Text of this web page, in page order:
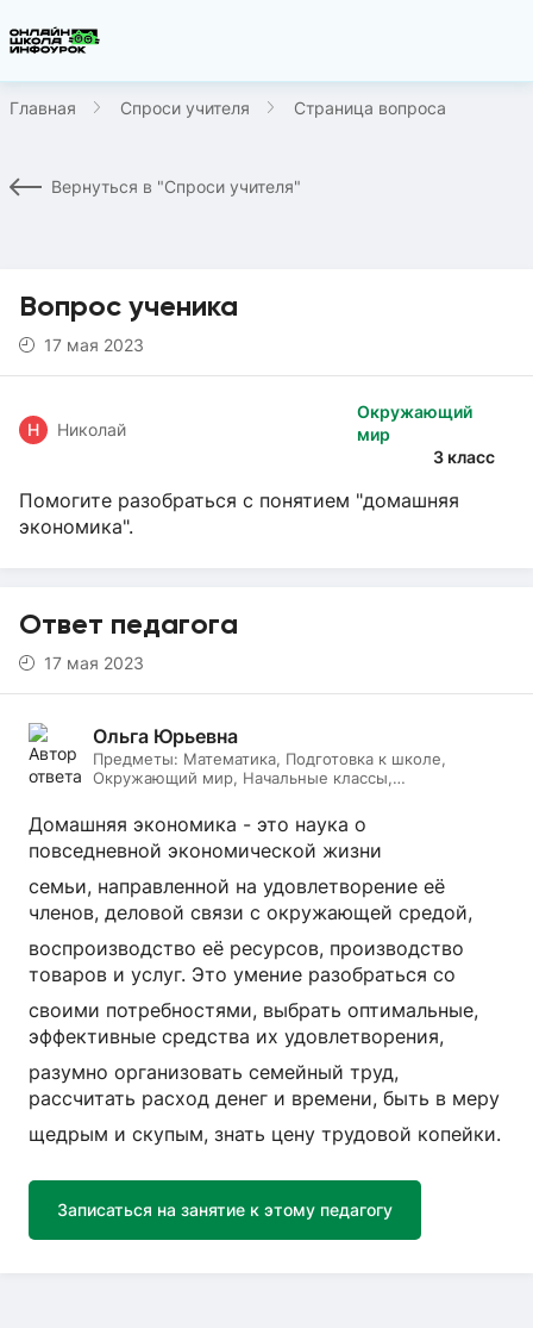
Главная Спроси учителя Страница вопроса
Вернуться в "Спроси учителя"
Вопрос ученика
17 мая 2023
Окружающий
мир
3 класс
Н Николай
Помогите разобраться с понятием "домашняя
экономика".
Ответ педагога
17 мая 2023
Ольга Юрьевна
Предметы: Математика, Подготовка к школе,
Окружающий мир, Начальные классы,
Домашняя экономика - это наука о
повседневной экономической жизни
семьи, направленной на удовлетворение её
членов, деловой связи с окружающей средой,
воспроизводство её ресурсов, производство
товаров и услуг. Это умение разобраться со
своими потребностями, выбрать оптимальные,
эффективные средства их удовлетворения,
разумно организовать семейный труд,
рассчитать расход денег и времени, быть в меру
щедрым и скупым, знать цену трудовой копейки.
Записаться на занятие к этому педагогу